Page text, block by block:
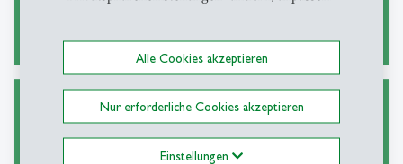
Alle Cookies akzeptieren
Nur erforderliche Cookies akzeptieren
Einstellungen
Ask a Librarian